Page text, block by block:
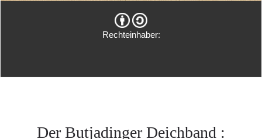
Rechteinhaber:
Der Butjadinger Deichband :